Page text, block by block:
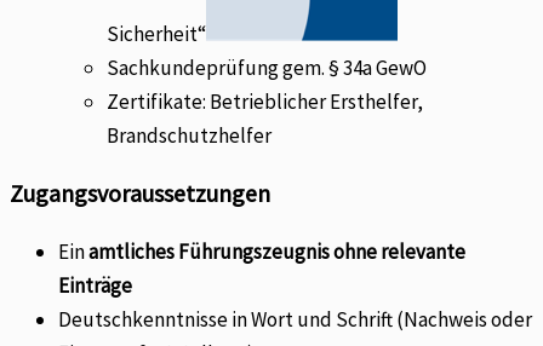
Sicherheit“
Sachkundeprüfung gem. § 34a GewO
Zertifikate: Betrieblicher Ersthelfer,
Brandschutzhelfer
Zugangsvoraussetzungen
Einamtliches Führungszeugnis ohne relevante
Einträge
Deutschkenntnisse in Wort und Schrift (Nachweis oder